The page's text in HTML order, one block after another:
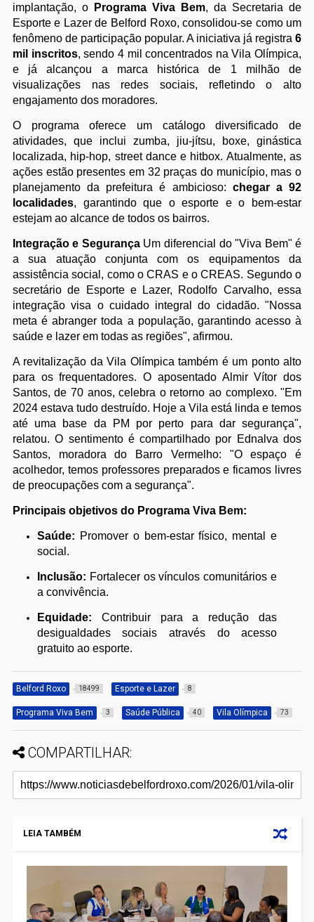
implantação, o
Programa Viva Bem, da Secretaria de
Esporte e Lazer de Belford Roxo, consolidou-se como um
fenômeno de participação popular. A iniciativa já registra6
mil inscritos, sendo 4 mil concentrados na Vila Olímpica,
e já alcançou a marca histórica de 1 milhão de
visualizações nas redes sociais, refletindo o alto
engajamento dos moradores.
O programa oferece um catálogo diversificado de
atividades, que inclui zumba, jiu-jítsu, boxe, ginástica
localizada, hip-hop, street dance e hitbox. Atualmente, as
ações estão presentes em 32 praças do município, mas o
planejamento da prefeitura é ambicioso: chegar a 92
localidades, garantindo que o esporte e o bem-estar
estejam ao alcance de todos os bairros.
Integração e SegurançaUm diferencial do "Viva Bem" é
a sua atuação conjunta com os equipamentos da
assistência social, como o CRAS e o CREAS. Segundo o
secretário de Esporte e Lazer, Rodolfo Carvalho, essa
integração visa o cuidado integral do cidadão. "Nossa
meta é abranger toda a população, garantindo acesso à
saúde e lazer em todas as regiões", afirmou.
A revitalização da Vila Olímpica também é um ponto alto
para os frequentadores. O aposentado Almir Vítor dos
Santos, de 70 anos, celebra o retorno ao complexo. "Em
2024 estava tudo destruído. Hoje a Vila está linda e temos
até uma base da PM por perto para dar segurança",
relatou. O sentimento é compartilhado por Ednalva dos
Santos, moradora do Barro Vermelho: "O espaço é
acolhedor, temos professores preparados e ficamos livres
de preocupações com a segurança".
Principais objetivos do Programa Viva Bem:
Saúde: Promover o bem-estar físico, mental e
social.
Inclusão: Fortalecer os vínculos comunitários e
a convivência.
Equidade: Contribuir para a redução das
desigualdades sociais através do acesso
gratuito ao esporte.
Belford Roxo 18499 Esporte e Lazer 8
Programa Viva Bem 3 Saúde Pública 40 Vila Olímpica 73
COMPARTILHAR:
LEIA TAMBÉM